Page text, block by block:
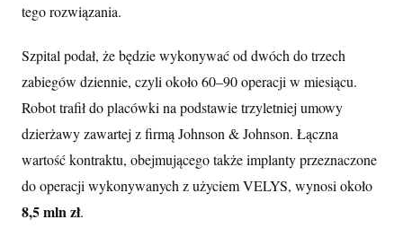
tego rozwiązania.
Szpital podał, że będzie wykonywać od dwóch do trzech
zabiegów dziennie, czyli około 60–90 operacji w miesiącu.
Robot trafił do placówki na podstawie trzyletniej umowy
dzierżawy zawartej z firmą Johnson & Johnson. Łączna
wartość kontraktu, obejmującego także implanty przeznaczone
do operacji wykonywanych z użyciem VELYS, wynosi około
8,5 mln zł.